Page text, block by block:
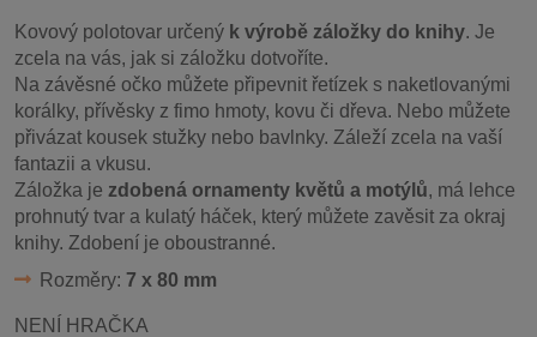
Kovový polotovar určený k výrobě záložky do knihy. Je
zcela na vás, jak si záložku dotvoříte.
Na závěsné očko můžete připevnit řetízek s naketlovanými
korálky, přívěsky z fimo hmoty, kovu či dřeva. Nebo můžete
přivázat kousek stužky nebo bavlnky. Záleží zcela na vaší
fantazii a vkusu.
Záložka je zdobená ornamenty květů a motýlů, má lehce
prohnutý tvar a kulatý háček, který můžete zavěsit za okraj
knihy. Zdobení je oboustranné.
Rozměry: 7 x 80 mm
NENÍ HRAČKA